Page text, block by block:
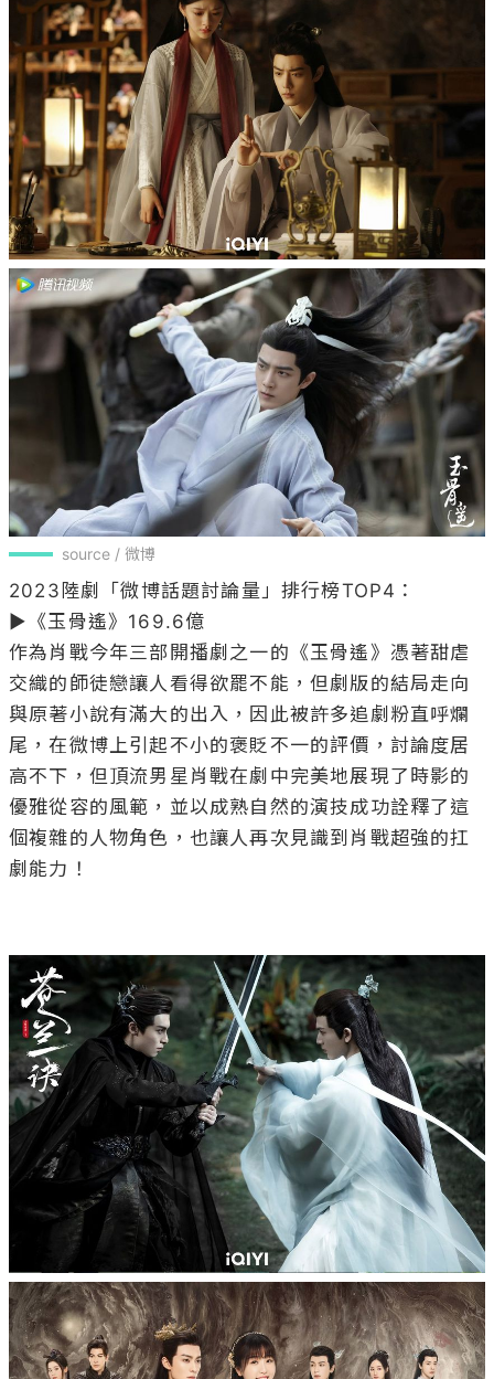
source / 微博
2023陸劇「微博話題討論量」排行榜TOP4：
▶《玉骨遙》169.6億
作為肖戰今年三部開播劇之一的《玉骨遙》憑著甜虐
交織的師徒戀讓人看得欲罷不能，但劇版的結局走向
與原著小說有滿大的出入，因此被許多追劇粉直呼爛
尾，在微博上引起不小的褒貶不一的評價，討論度居
高不下，但頂流男星肖戰在劇中完美地展現了時影的
優雅從容的風範，並以成熟自然的演技成功詮釋了這
個複雜的人物角色，也讓人再次見識到肖戰超強的扛
劇能力！